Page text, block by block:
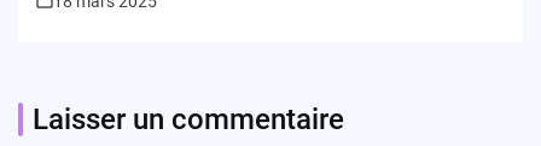
Laisser un commentaire